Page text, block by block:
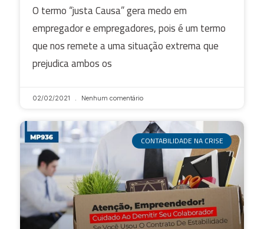
O termo “justa Causa” gera medo em
empregador e empregadores, pois é um termo
que nos remete a uma situação extrema que
prejudica ambos os
02/02/2021 Nenhum comentário
CONTABILIDADE NA CRISE